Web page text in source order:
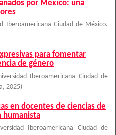
por México: una
Iberoamericana Ciudad de México.
para fomentar
de género
Iberoamericana Ciudad de
, 2025)
en docentes de ciencias de
humanista
Iberoamericana Ciudad de